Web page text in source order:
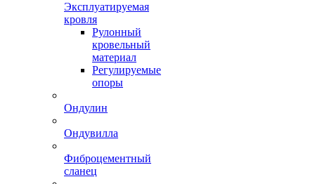
Эксплуатируемая
кровля
Рулонный
кровельный
материал
Регулируемые
опоры
Ондулин
Ондувилла
Фиброцементный
сланец